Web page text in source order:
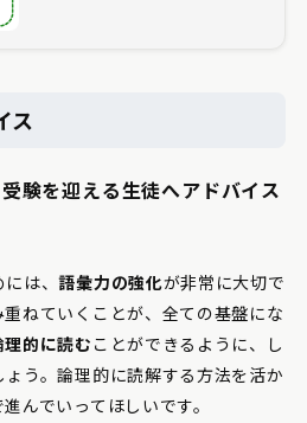
ス
験を迎える生徒へアドバイス
には、語彙力の強化が非常に大切で
ねていくことが、全ての基盤にな
的に読むことができるように、し
う。論理的に読解する方法を活か
んでいってほしいです。